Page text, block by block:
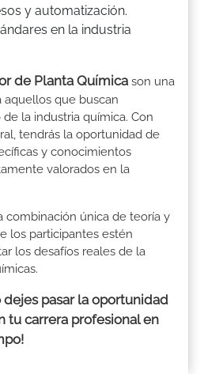
y automatización.
en la industria
de Planta Químicason una
que buscan
la industria química. Con
tendrás la oportunidad de
y conocimientos
valorados en la
combinación única de teoría y
los participantes estén
los desafíos reales de la
dejes pasar la oportunidad
tu carrera profesional en